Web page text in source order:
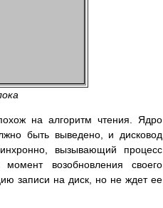
на алгоритм чтения. Ядро
быть выведено, и дисковод
вызывающий процесс
возобновления своего
записи на диск, но не ждет ее